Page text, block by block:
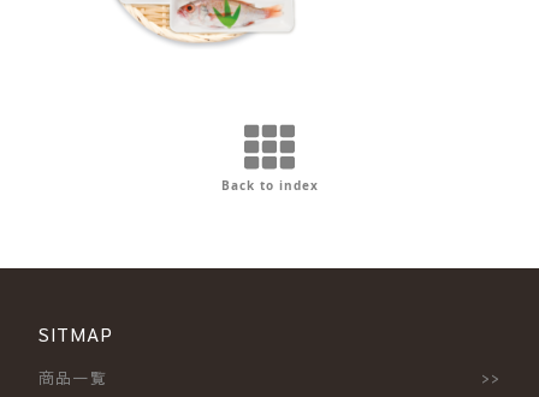
Back to index
SITMAP
商品一覧